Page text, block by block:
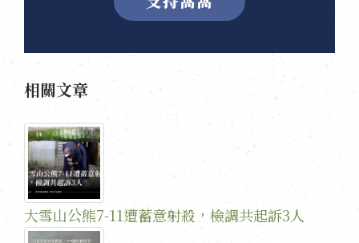
相關文章
大雪山公熊7-11遭蓄意射殺，檢調共起訴3人